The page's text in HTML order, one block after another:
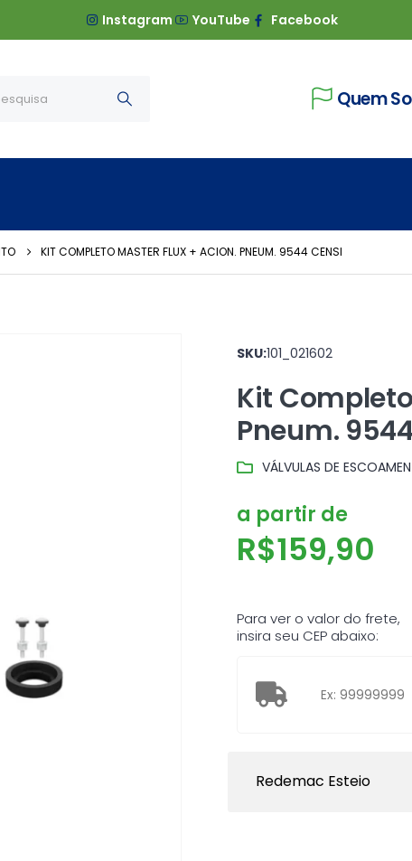
Instagram YouTube Facebook
Quem
KIT COMPLETO MASTER FLUX + ACION. PNEUM. 9544 CENSI
SKU:101_021602
Kit
Pneum.
VÁLVULAS DE
a partir de
R$159,90
Para ver o valor do frete,
insira seu CEP abaixo:
Redemac Esteio